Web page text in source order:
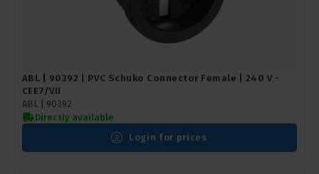
ABL | 90392 | PVC Schuko Connector Female | 240 V -
CEE7/VII
ABL | 90392
Directly available
Login for prices